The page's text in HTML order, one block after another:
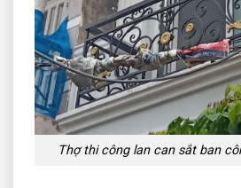
Thợ thi công lan can sắt ban